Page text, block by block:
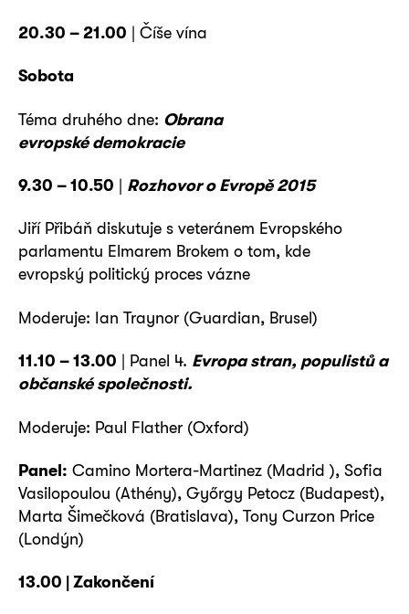
20.30 – 21.00 | Číše vína
Sobota
Téma druhého dne: Obrana
evropské demokracie
9.30 – 10.50 | Rozhovor o Evropě 2015
Jiří Přibáň diskutuje s veteránem Evropského
parlamentu Elmarem Brokem o tom, kde
evropský politický proces vázne
Moderuje: Ian Traynor (Guardian, Brusel)
11.10 – 13.00 | Panel 4. Evropa stran, populistů a
občanské společnosti.
Moderuje: Paul Flather (Oxford)
Panel: Camino Mortera-Martinez (Madrid ), Sofia
Vasilopoulou (Athény), Győrgy Petocz (Budapest),
Marta Šimečková (Bratislava), Tony Curzon Price
(Londýn)
13.00 | Zakončení